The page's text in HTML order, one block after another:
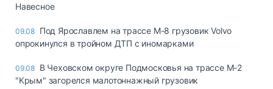
Навесное
09.08 Под Ярославлем на трассе М-8 грузовик Volvo
опрокинулся в тройном ДТП с иномарками
09.08 В Чеховском округе Подмосковья на трассе М-2
"Крым" загорелся малотоннажный грузовик